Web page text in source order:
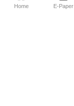
Home E-Paper